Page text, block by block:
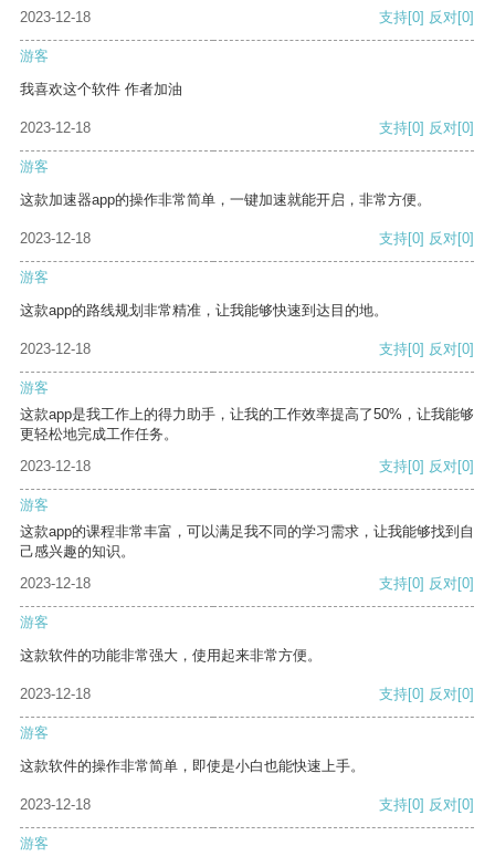
2023-12-18
支持[0] 反对[0]
游客
我喜欢这个软件 作者加油
2023-12-18 支持[0] 反对[0]
游客
这款加速器app的操作非常简单，一键加速就能开启，非常方便。
2023-12-18 支持[0] 反对[0]
游客
这款app的路线规划非常精准，让我能够快速到达目的地。
2023-12-18 支持[0] 反对[0]
游客
这款app是我工作上的得力助手，让我的工作效率提高了50%，让我能够
更轻松地完成工作任务。
2023-12-18
支持[0] 反对[0]
游客
这款app的课程非常丰富，可以满足我不同的学习需求，让我能够找到自
己感兴趣的知识。
2023-12-18
支持[0] 反对[0]
游客
这款软件的功能非常强大，使用起来非常方便。
2023-12-18 支持[0] 反对[0]
游客
这款软件的操作非常简单，即使是小白也能快速上手。
2023-12-18 支持[0] 反对[0]
游客